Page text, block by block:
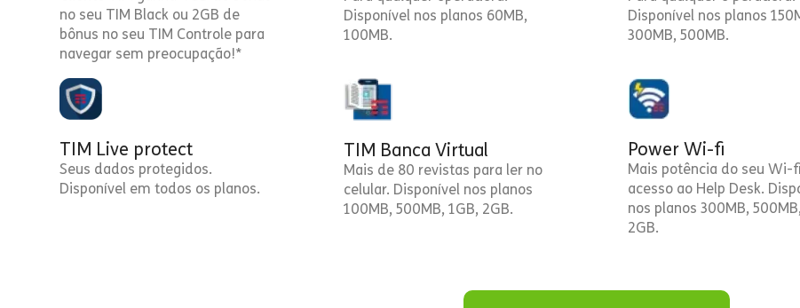
no seu TIM Black ou 2GB de
bônus no seu TIM Controle para
navegar sem preocupação!*
Disponível nos planos 60MB,
100MB.
Disponível nos planos
300MB, 500MB.
TIM Live protect
Seus dados protegidos.
Disponível em todos os planos.
TIM Banca Virtual
Mais de 80 revistas para ler no
celular. Disponível nos planos
100MB, 500MB, 1GB, 2GB.
Power Wi-fi
Mais potência do seu Wi-
acesso ao Help Desk.
nos planos 300MB,
2GB.